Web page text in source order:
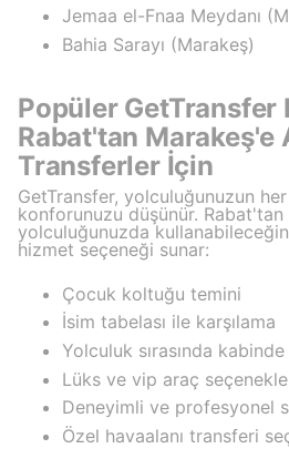
Jemaa el-Fnaa Meydanı
Bahia Sarayı (Marakeş)
Popüler GetTransfer
Rabat'tan Marakeş'e
Transferler İçin
GetTransfer, yolculuğunuzun her
konforunuzu düşünür.
yolculuğunuzda
hizmet seçeneği sunar:
Çocuk koltuğu temini
İsim tabelası ile karşılama
Yolculuk sırasında kabinde
Lüks ve vip araç
Deneyimli ve profesyonel
Özel havaalanı transferi